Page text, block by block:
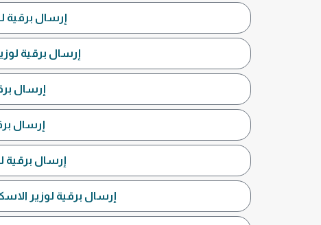
إرسال برقية
إرسال برقية
إرسال
إرسال
إرسال برقية
إرسال برقية لوزير